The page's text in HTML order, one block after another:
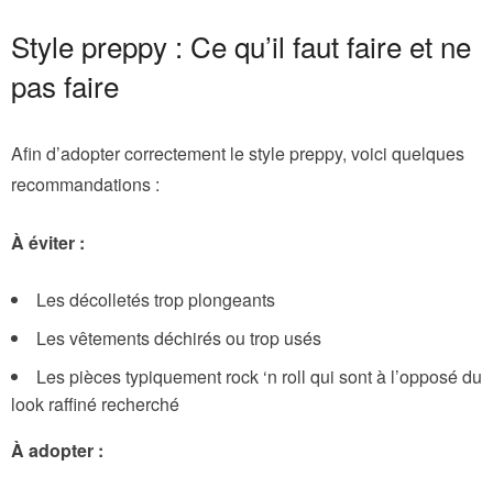
Style preppy : Ce qu’il faut faire et ne
pas faire
Afin d’adopter correctement le style preppy, voici quelques
recommandations :
À éviter :
Les décolletés trop plongeants
Les vêtements déchirés ou trop usés
Les pièces typiquement rock ‘n roll qui sont à l’opposé du
look raffiné recherché
À adopter :